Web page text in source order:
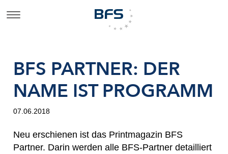
BFS PARTNER: DER
NAME IST PROGRAMM
07.06.2018
Neu erschienen ist das Printmagazin BFS
Partner. Darin werden alle BFS-Partner detailliert